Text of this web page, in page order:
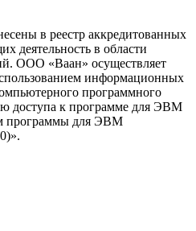
в реестр аккредитованных
деятельность в области
ООО «Ваан» осуществляет
информационных
программного
доступа к программе для ЭВМ
программы для ЭВМ